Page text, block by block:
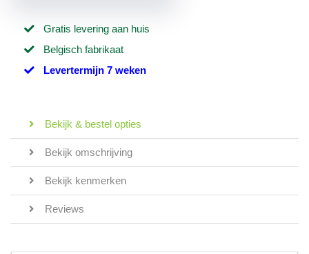
Gratis levering aan huis
Belgisch fabrikaat
Levertermijn 7 weken
Bekijk & bestel opties
Bekijk omschrijving
Bekijk kenmerken
Reviews